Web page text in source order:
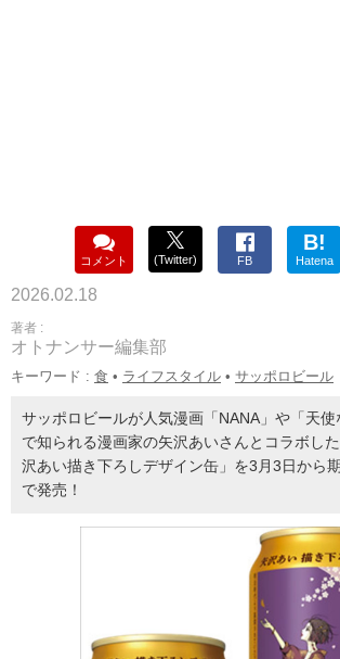
コメント (Twitter) FB
B!
Hatena
2026.02.18
著者 :
オトナンサー編集部
キーワード : 食 • ライフスタイル • サッポロビール
サッポロビールが人気漫画「NANA」や「天使
で知られる漫画家の矢沢あいさんとコラボし
沢あい描き下ろしデザイン缶」を3月3日から
で発売！